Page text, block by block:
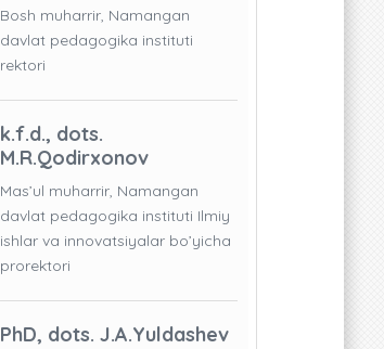
Bosh muharrir, Namangan
davlat pedagogika instituti
rektori
k.f.d., dots.
M.R.Qodirxonov
Mas’ul muharrir, Namangan
davlat pedagogika instituti Ilmiy
ishlar va innovatsiyalar bo’yicha
prorektori
PhD, dots. J.A.Yuldashev